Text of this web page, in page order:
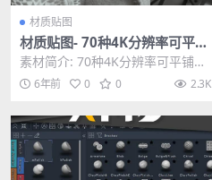
材质贴图
材质贴图- 70种4K分辨率可平铺
织物材料布料贴图
素材简介: 70种4K分辨率可平铺织
物材料布料贴图，它包括4K分辨率
的可平铺织物...
6年前 0 0 2.3K